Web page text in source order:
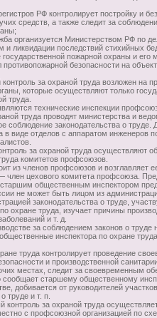
РФ контролирует постройку и
средств, а также следит за
организуется Министерством РФ по
ликвидации последствий стихийных
пожарной охраны и его
безопасности на
за охраной труда возложен на
которые осуществляют только
труда.
технические инспекции
труда проводят министерства и
соблюдение законодательства о труде.
виде отделов с аппаратом инженеров
за охраной труда осуществляют
комитетов профсоюзов.
из членов профсоюзов и возглавляет
член цехового комитета профсоюза.
общественным инспектором
не может быть лицом из
законодательства о труде,
охране труда, изучает причины
и т. д.
за соблюдением законов о труде
инспектора по охране
труда контролирует проведение
и производственной
местах, следит за своевременным
старшему общественному
добивается от руководителей
труде и т. п.
за охраной труда
с профсоюзной организацией по